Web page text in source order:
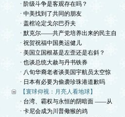
· 阶级斗争是客观存在吗？
· 中美找到了共同的朋友
· 盖棺论定戈尔巴乔夫
· 默克尔——共产党培养出来的民主自
· 祝贺祝福中国奥运健儿
· 美国立国根基是左歪还是右斜？
· 也谈总统大赦与丹书铁券
· 八旬华裔老者谈美国宇航员太空惊
· 日本有必要为偷袭珍珠港道歉吗
【寰球仰视：月亮人看地球】
· 台湾、霸权与永恒的阴暗面 ——从
· 卡尼会成为川普儆猴的鸡